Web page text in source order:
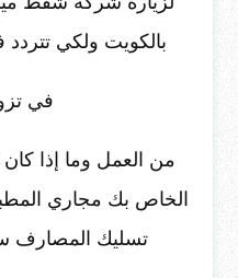
بالكويت ولكي تتردد
في
من العمل وما إذا
الخاص بك مجاري
تسليك المصارف